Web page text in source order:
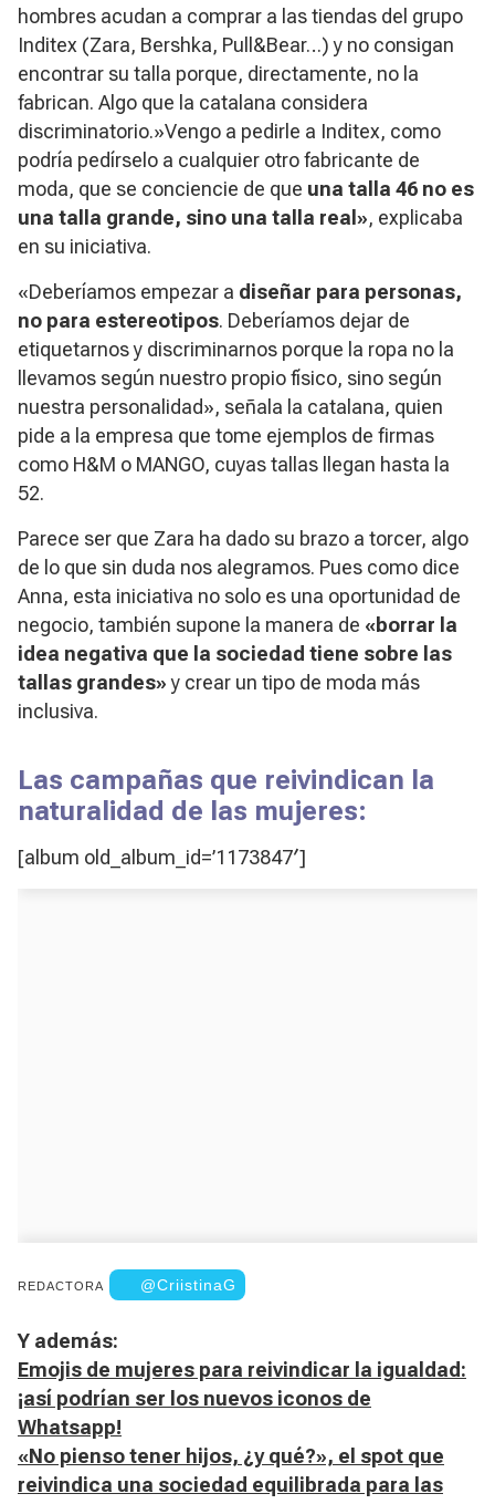
hombres acudan a comprar a las tiendas del grupo
Inditex (Zara, Bershka, Pull&Bear…) y no consigan
encontrar su talla porque, directamente, no la
fabrican. Algo que la catalana considera
discriminatorio.»Vengo a pedirle a Inditex, como
podría pedírselo a cualquier otro fabricante de
moda, que se conciencie de que una talla 46 no es
una talla grande, sino una talla real», explicaba
en su iniciativa.
«Deberíamos empezar a diseñar para personas,
no para estereotipos. Deberíamos dejar de
etiquetarnos y discriminarnos porque la ropa no la
llevamos según nuestro propio físico, sino según
nuestra personalidad», señala la catalana, quien
pide a la empresa que tome ejemplos de firmas
como H&M o MANGO, cuyas tallas llegan hasta la
52.
Parece ser que Zara ha dado su brazo a torcer, algo
de lo que sin duda nos alegramos. Pues como dice
Anna, esta iniciativa no solo es una oportunidad de
negocio, también supone la manera de «borrar la
idea negativa que la sociedad tiene sobre las
tallas grandes»y crear un tipo de moda más
inclusiva.
Las campañas que reivindican la
naturalidad de las mujeres:
[album old_album_id=’1173847′]
REDACTORA @CriistinaG
Y además:
Emojis de mujeres para reivindicar la igualdad:
¡así podrían ser los nuevos iconos de
Whatsapp!
«No pienso tener hijos, ¿y qué?», el spot que
reivindica una sociedad equilibrada para las